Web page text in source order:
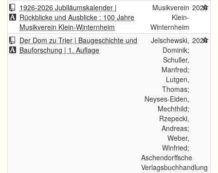
1926-2026 Jubiläumskalender |
Rückblicke und Ausblicke : 100 Jahre
Musikverein Klein-Winternheim
Musikverein
Klein-
Winternheim
2026
Der Dom zu Trier | Baugeschichte und
Bauforschung | 1. Auflage
Jelschewski,
Dominik;
Schuller,
Manfred;
Lutgen,
Thomas;
Neyses-Eiden,
Mechthild;
Rzepecki,
Andreas;
Weber,
Winfried;
Aschendorffsche
Verlagsbuchhandlung
2026